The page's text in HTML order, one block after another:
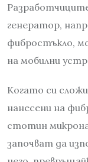
генератор,
фибростъкло,
на мобилни
Когато си
нанесени на
стотин
започват да